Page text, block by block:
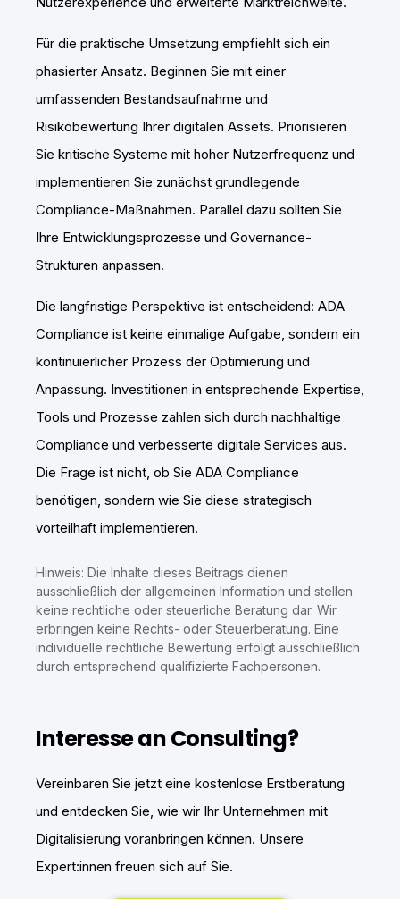
Für die praktische Umsetzung empfiehlt sich ein
phasierter Ansatz. Beginnen Sie mit einer
umfassenden Bestandsaufnahme und
Risikobewertung Ihrer digitalen Assets. Priorisieren
Sie kritische Systeme mit hoher Nutzerfrequenz und
implementieren Sie zunächst grundlegende
Compliance-Maßnahmen. Parallel dazu sollten Sie
Ihre Entwicklungsprozesse und Governance-
Strukturen anpassen.
Die langfristige Perspektive ist entscheidend: ADA
Compliance ist keine einmalige Aufgabe, sondern ein
kontinuierlicher Prozess der Optimierung und
Anpassung. Investitionen in entsprechende Expertise,
Tools und Prozesse zahlen sich durch nachhaltige
Compliance und verbesserte digitale Services aus.
Die Frage ist nicht, ob Sie ADA Compliance
benötigen, sondern wie Sie diese strategisch
vorteilhaft implementieren.
Hinweis: Die Inhalte dieses Beitrags dienen
ausschließlich der allgemeinen Information und stellen
keine rechtliche oder steuerliche Beratung dar. Wir
erbringen keine Rechts- oder Steuerberatung. Eine
individuelle rechtliche Bewertung erfolgt ausschließlich
durch entsprechend qualifizierte Fachpersonen.
Interesse an Consulting?
Vereinbaren Sie jetzt eine kostenlose Erstberatung
und entdecken Sie, wie wir Ihr Unternehmen mit
Digitalisierung voranbringen können. Unsere
Expert:innen freuen sich auf Sie.